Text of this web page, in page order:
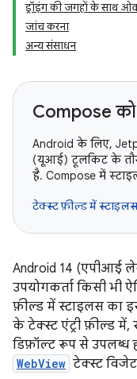
ड्रॉइंग की जगहों के साथ
जांच करना
अन्य संसाधन
Compose
Android के लिए,
(यूआई) टूलकिट के तौर
है. Compose में
टेक्स्ट फ़ील्ड में
Android 14 (एपीआई
उपयोगकर्ता किसी भी
फ़ील्ड में स्टाइलस का
के टेक्स्ट एंट्री फ़ील्ड
डिफ़ॉल्ट रूप से उपलब्ध
WebView टेक्स्ट